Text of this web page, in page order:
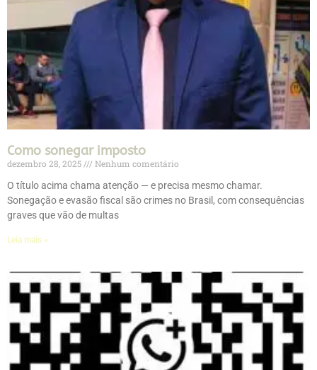
Como sonegar imposto
dezembro 28, 2025
Nenhum comentário
O título acima chama atenção — e precisa mesmo chamar.
Sonegação e evasão fiscal são crimes no Brasil, com consequências
graves que vão de multas
Leia mais »